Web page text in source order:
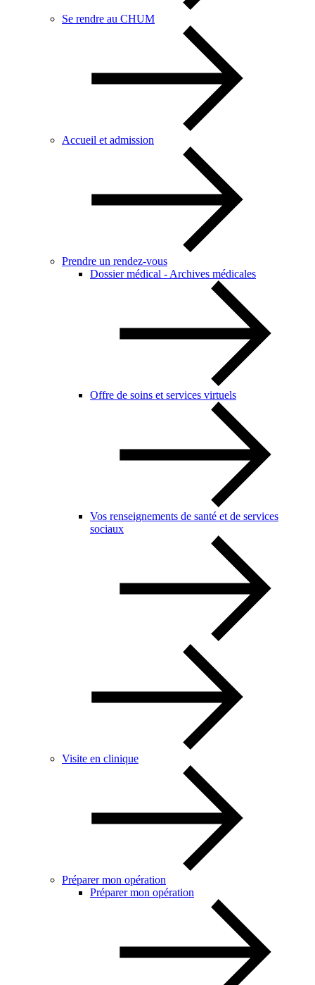
Se rendre au CHUM
Accueil et admission
Prendre un rendez-vous
Dossier médical - Archives médicales
Offre de soins et services virtuels
Vos renseignements de santé et de services
sociaux
Visite en clinique
Préparer mon opération
Préparer mon opération